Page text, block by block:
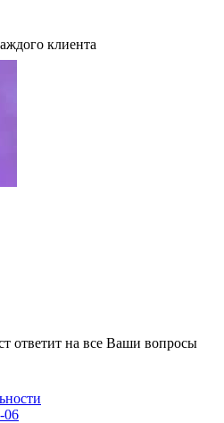
клиента
ответит на все Ваши вопросы
06